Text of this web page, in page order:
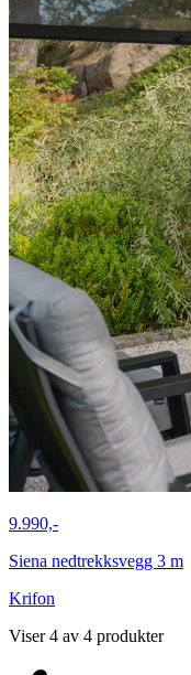
9.990,-
Siena nedtrekksvegg 3 m
Krifon
Viser 4 av 4 produkter